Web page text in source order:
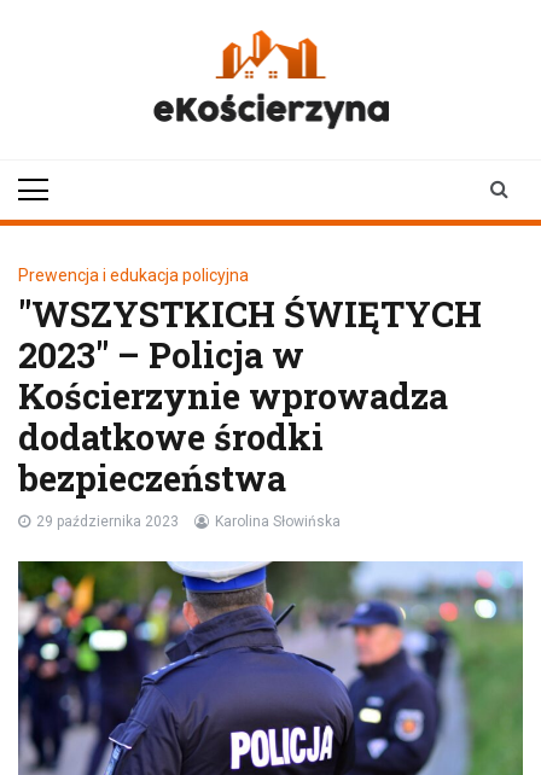
Prewencja i edukacja policyjna
"WSZYSTKICH ŚWIĘTYCH
2023" – Policja w
Kościerzynie wprowadza
dodatkowe środki
bezpieczeństwa
29 października 2023 Karolina Słowińska